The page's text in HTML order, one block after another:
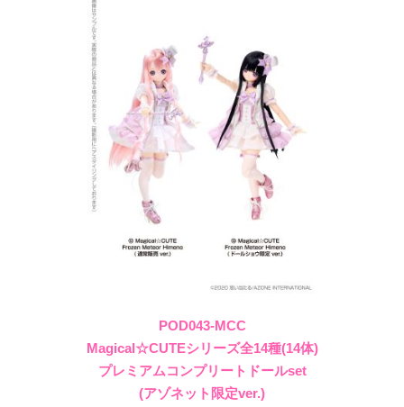
POD043-MCC
Magical☆CUTEシリーズ全14種(14体)
プレミアムコンプリートドールset
(アゾネット限定ver.)